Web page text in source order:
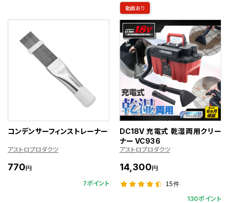
コンデンサーフィンストレーナー
アストロプロダクツ
770円
7ポイント
動画あり
DC18V 充電式 乾湿両用クリー
ナー VC936
アストロプロダクツ
14,300円
15件
130ポイント